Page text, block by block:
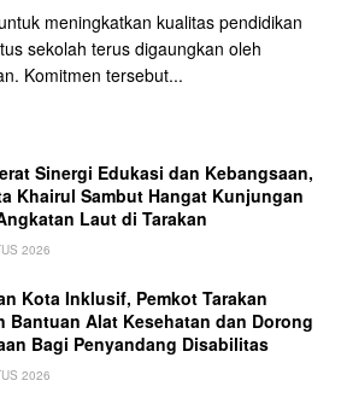
meningkatkan kualitas pendidikan
sekolah terus digaungkan oleh
Komitmen tersebut...
Sinergi Edukasi dan Kebangsaan,
Khairul Sambut Hangat Kunjungan
Laut di Tarakan
2026
Kota Inklusif, Pemkot Tarakan
Bantuan Alat Kesehatan dan Dorong
Bagi Penyandang Disabilitas
2026